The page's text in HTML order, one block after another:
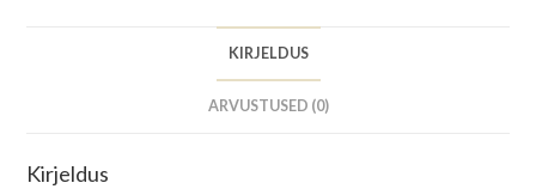
KIRJELDUS
ARVUSTUSED (0)
Kirjeldus